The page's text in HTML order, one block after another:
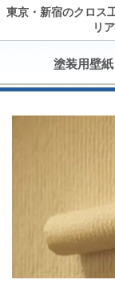
東京・新宿のクロス
リ
塗装用壁